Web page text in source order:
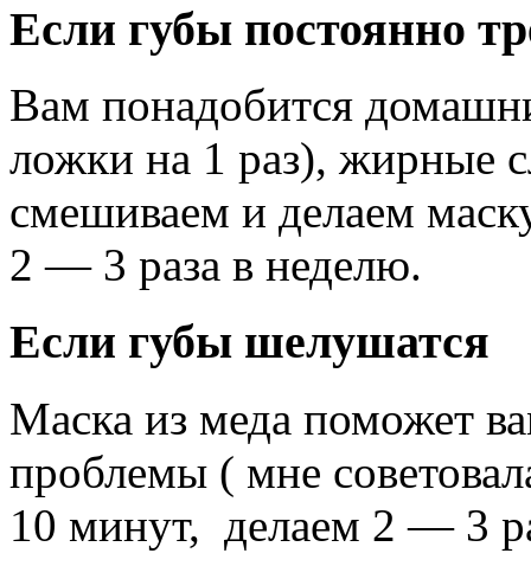
Если губы постоянно
Вам понадобится
ложки на 1 раз), жирные
смешиваем и делаем
2 — 3 раза в неделю.
Если губы шелушатся
Маска из меда поможет
проблемы ( мне
10 минут, делаем 2 — 3